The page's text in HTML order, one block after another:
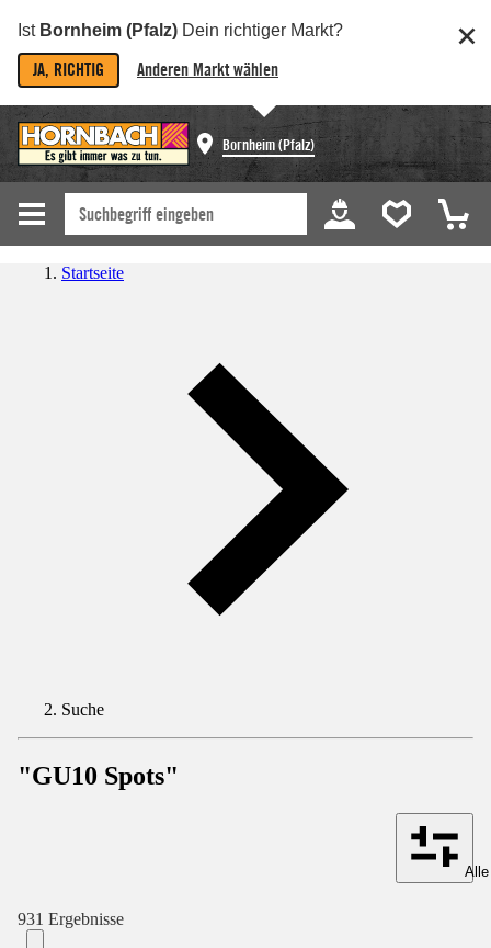
Ist Bornheim (Pfalz) Dein richtiger Markt?
JA, RICHTIG Anderen Markt wählen
Bornheim (Pfalz)
Startseite
Suche
"GU10 Spots"
931 Ergebnisse